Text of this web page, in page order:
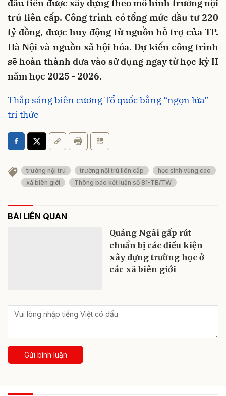
đầu tiên được xây dựng theo mô hình trường nội
trú liên cấp. Công trình có tổng mức đầu tư 220
tỷ đồng, được huy động từ nguồn hỗ trợ của TP.
Hà Nội và nguồn xã hội hóa. Dự kiến công trình
sẽ hoàn thành đưa vào sử dụng ngay từ học kỳ II
năm học 2025 - 2026.
Thắp sáng biên cương Tổ quốc bằng “ngọn lửa”
tri thức
trường nội trú trường nội trú liên cấp
học sinh vùng cao
xã biên giới
Thông báo kết luận số 81-TB/TW
BÀI LIÊN QUAN
Quảng Ngãi gấp rút
chuẩn bị các điều kiện
xây dựng trường học ở
các xã biên giới
Gửi bình luận